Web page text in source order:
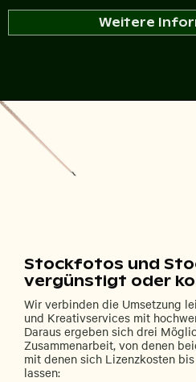
Weitere
Stockfotos und
vergünstigt oder
Wir verbinden die Umsetzung
und Kreativservices mit
Daraus ergeben sich drei
Zusammenarbeit, von denen
mit denen sich Lizenzkosten
lassen: